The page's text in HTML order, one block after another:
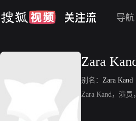
导航
Zara
别名： Zara Kand
Zara Kand，演员